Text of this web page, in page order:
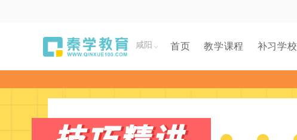
咸阳 首页 教学课程 补习学校